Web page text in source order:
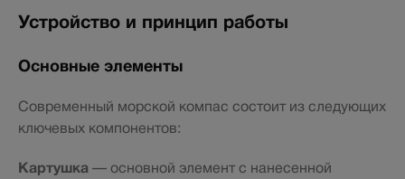
Устройство и принцип работы
Основные элементы
Современный морской компас состоит из следующих
ключевых компонентов:
Картушка — основной элемент с нанесенной